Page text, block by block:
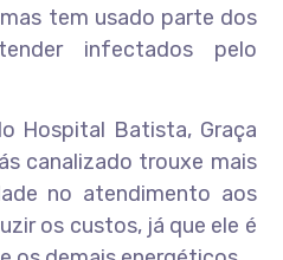
tem usado parte dos
infectados pelo
Hospital Batista, Graça
canalizado trouxe mais
no atendimento aos
os custos, já que ele é